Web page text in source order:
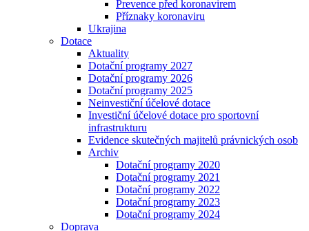
Prevence před koronavirem
Příznaky koronaviru
Ukrajina
Dotace
Aktuality
Dotační programy 2027
Dotační programy 2026
Dotační programy 2025
Neinvestiční účelové dotace
Investiční účelové dotace pro sportovní
infrastrukturu
Evidence skutečných majitelů právnických osob
Archiv
Dotační programy 2020
Dotační programy 2021
Dotační programy 2022
Dotační programy 2023
Dotační programy 2024
Doprava